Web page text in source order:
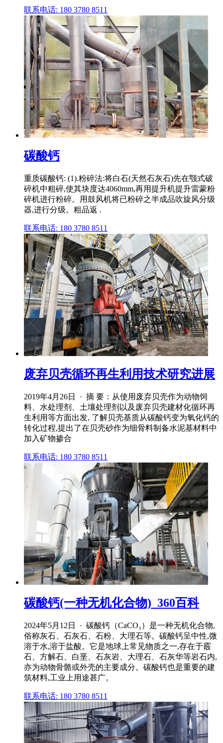
联系电话: 180 3780 8511
碳酸钙
重质碳酸钙: (1).粉碎法:将白石(天然石灰石)先在颚式破
碎机中粗碎,使其块度达4060mm,再用提升机提升雷蒙粉
碎机进行粉碎。用鼓风机将已粉碎之半成品吹旋风分级
器,进行分级。粗品返 .
联系电话: 180 3780 8511
废弃贝壳循环再生利用技术研究进展
2019年4月26日 · 摘 要：从使用废弃贝壳作为动物饲
料、水处理剂、土壤处理剂以及废弃贝壳建材化循环再
生利用等方面出发, 了解贝壳基质从碳酸钙变为氧化钙的
转化过程,提出了在贝壳砂作为细骨料制备水泥基材料中
加入矿物掺合
联系电话: 180 3780 8511
碳酸钙(一种无机化合物)_360百科
2024年5月12日 · 碳酸钙（CaCO₃）是一种无机化合物,
俗称灰石、石灰石、石粉、大理石等。碳酸钙呈中性,微
溶于水,溶于盐酸。它是地球上常见物质之一,存在于霰
石、方解石、白垩、石灰岩、大理石、石灰华等岩石内,
亦为动物骨骼或外壳的主要成分。碳酸钙也是重要的建
筑材料,工业上用途甚广。
联系电话: 180 3780 8511